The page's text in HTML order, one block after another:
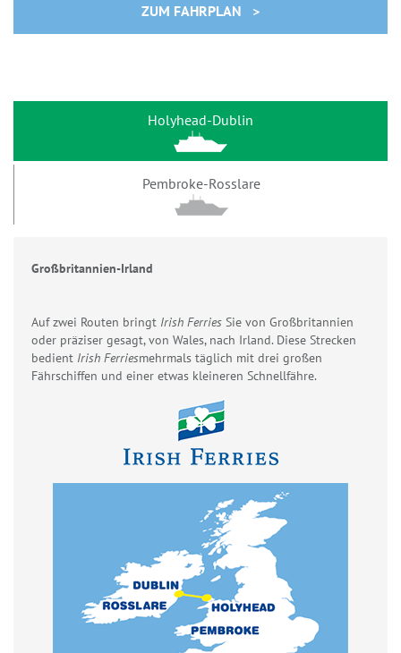
ZUM FAHRPLAN >
Holyhead-Dublin
Pembroke-Rosslare
Großbritannien-Irland
Auf zwei Routen bringt Irish Ferries Sie von Großbritannien
oder präziser gesagt, von Wales, nach Irland. Diese Strecken
bedient Irish Ferriesmehrmals täglich mit drei großen
Fährschiffen und einer etwas kleineren Schnellfähre.